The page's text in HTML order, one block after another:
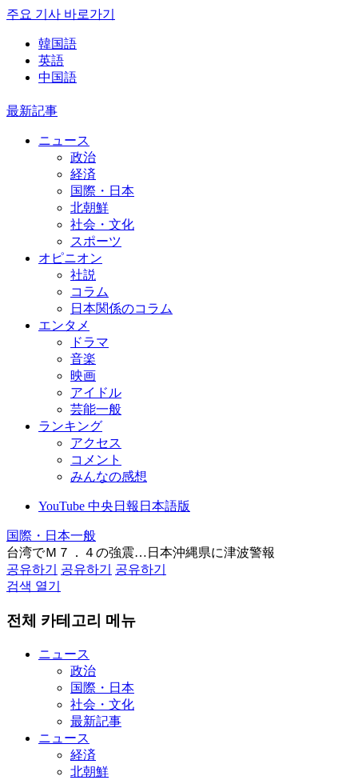
주요 기사 바로가기
韓国語
英語
中国語
最新記事
ニュース
政治
経済
国際・日本
北朝鮮
社会・文化
スポーツ
オピニオン
社説
コラム
日本関係のコラム
エンタメ
ドラマ
音楽
映画
アイドル
芸能一般
ランキング
アクセス
コメント
みんなの感想
YouTube 中央日報日本語版
国際・日本一般
台湾でＭ７．４の強震…日本沖縄県に津波警報
공유하기
공유하기
공유하기
검색 열기
전체 카테고리 메뉴
ニュース
政治
国際・日本
社会・文化
最新記事
ニュース
経済
北朝鮮